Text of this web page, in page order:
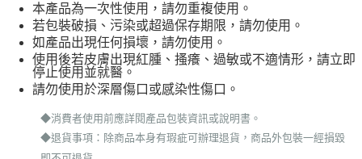
本產品為一次性使用，請勿重複使用。
若包裝破損、污染或超過保存期限，請勿使用。
如產品出現任何損壞，請勿使用。
使用後若皮膚出現紅腫、搔癢、過敏或不適情形，請立即
停止使用並就醫。
請勿使用於深層傷口或感染性傷口。
◆消費者使用前應詳閱產品包裝資訊或說明書。
◆退貨事項：除商品本身有瑕疵可辦理退貨，商品外包裝一經損毀